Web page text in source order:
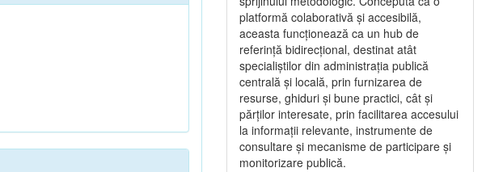
platformă colaborativă și accesibilă,
aceasta funcționează ca un hub de
referință bidirecțional, destinat atât
specialiștilor din administrația publică
centrală și locală, prin furnizarea de
resurse, ghiduri și bune practici, cât și
părților interesate, prin facilitarea accesului
la informații relevante, instrumente de
consultare și mecanisme de participare și
monitorizare publică.